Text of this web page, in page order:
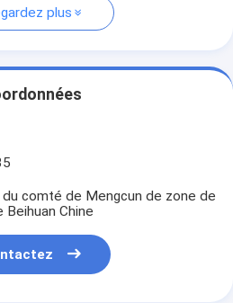
plus
comté de Mengcun de zone de
Chine